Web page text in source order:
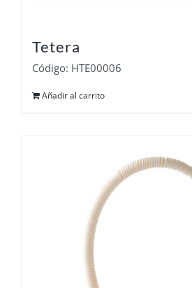
Tetera
Código: HTE00006
Añadir al carrito